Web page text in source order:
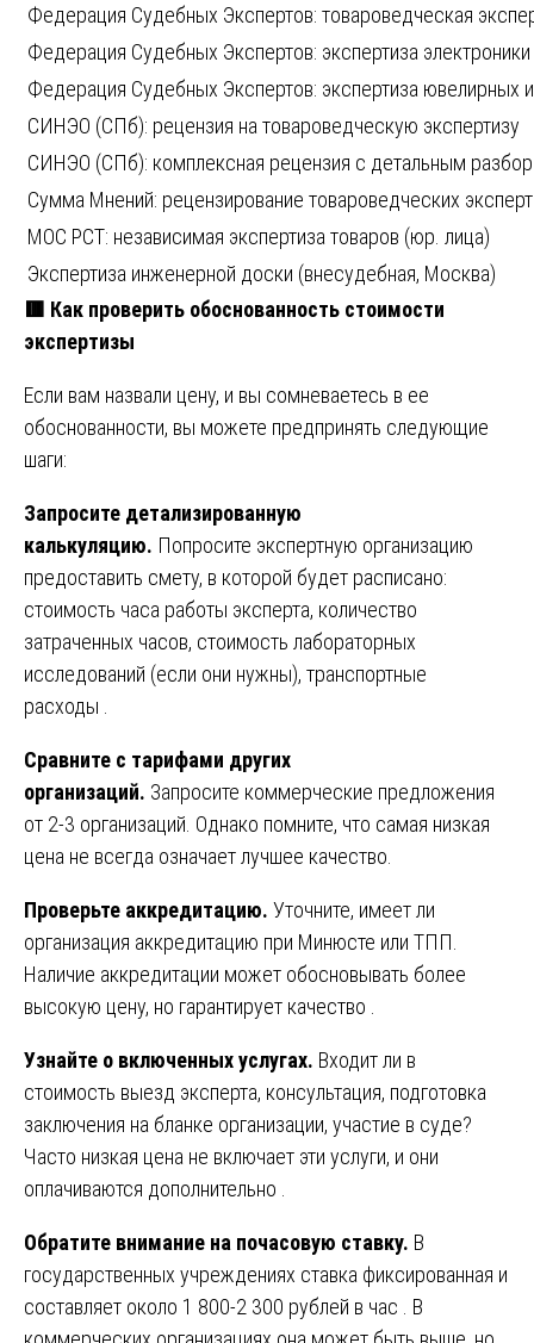
Федерация Судебных Экспертов: товароведческая
Федерация Судебных Экспертов: экспертиза электроники
Федерация Судебных Экспертов: экспертиза ювелирных
СИНЭО (СПб): рецензия на товароведческую экспертизу
СИНЭО (СПб): комплексная рецензия с детальным
Сумма Мнений: рецензирование товароведческих
МОС РСТ: независимая экспертиза товаров (юр. лица)
Экспертиза инженерной доски (внесудебная, Москва)
🟥 Как проверить обоснованность стоимости
экспертизы
Если вам назвали цену, и вы сомневаетесь в ее
обоснованности, вы можете предпринять следующие
шаги:
Запросите детализированную
калькуляцию. Попросите экспертную организацию
предоставить смету, в которой будет расписано:
стоимость часа работы эксперта, количество
затраченных часов, стоимость лабораторных
исследований (если они нужны), транспортные
расходы .
Сравните с тарифами других
организаций. Запросите коммерческие предложения
от 2-3 организаций. Однако помните, что самая низкая
цена не всегда означает лучшее качество.
Проверьте аккредитацию. Уточните, имеет ли
организация аккредитацию при Минюсте или ТПП.
Наличие аккредитации может обосновывать более
высокую цену, но гарантирует качество .
Узнайте о включенных услугах. Входит ли в
стоимость выезд эксперта, консультация, подготовка
заключения на бланке организации, участие в суде?
Часто низкая цена не включает эти услуги, и они
оплачиваются дополнительно .
Обратите внимание на почасовую ставку. В
государственных учреждениях ставка фиксированная и
составляет около 1 800-2 300 рублей в час . В